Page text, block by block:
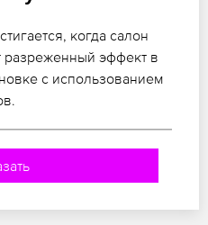
когда салон
разреженный эффект в
с использованием